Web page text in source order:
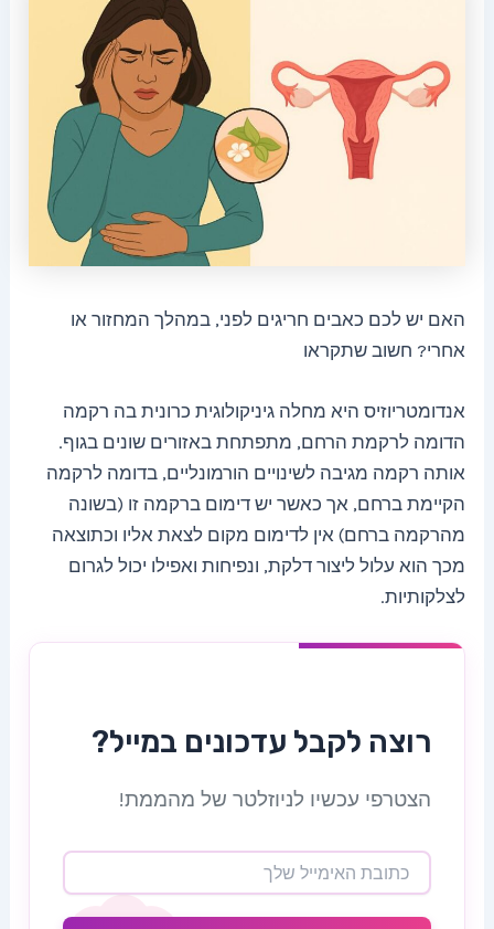
האם יש לכם כאבים חריגים לפני, במהלך המחזור או
אחרי? חשוב שתקראו
אנדומטריוזיס היא מחלה גיניקולוגית כרונית בה רקמה
הדומה לרקמת הרחם, מתפתחת באזורים שונים בגוף.
אותה רקמה מגיבה לשינויים הורמונליים, בדומה לרקמה
הקיימת ברחם, אך כאשר יש דימום ברקמה זו (בשונה
מהרקמה ברחם) אין לדימום מקום לצאת אליו וכתוצאה
מכך הוא עלול ליצור דלקת, ונפיחות ואפילו יכול לגרום
לצלקותיות.
רוצה לקבל עדכונים במייל?
הצטרפי עכשיו לניוזלטר של מהממת!